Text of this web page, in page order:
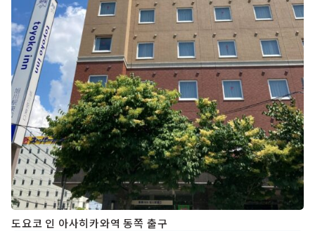
도요코 인 아사히카와역 동쪽 출구